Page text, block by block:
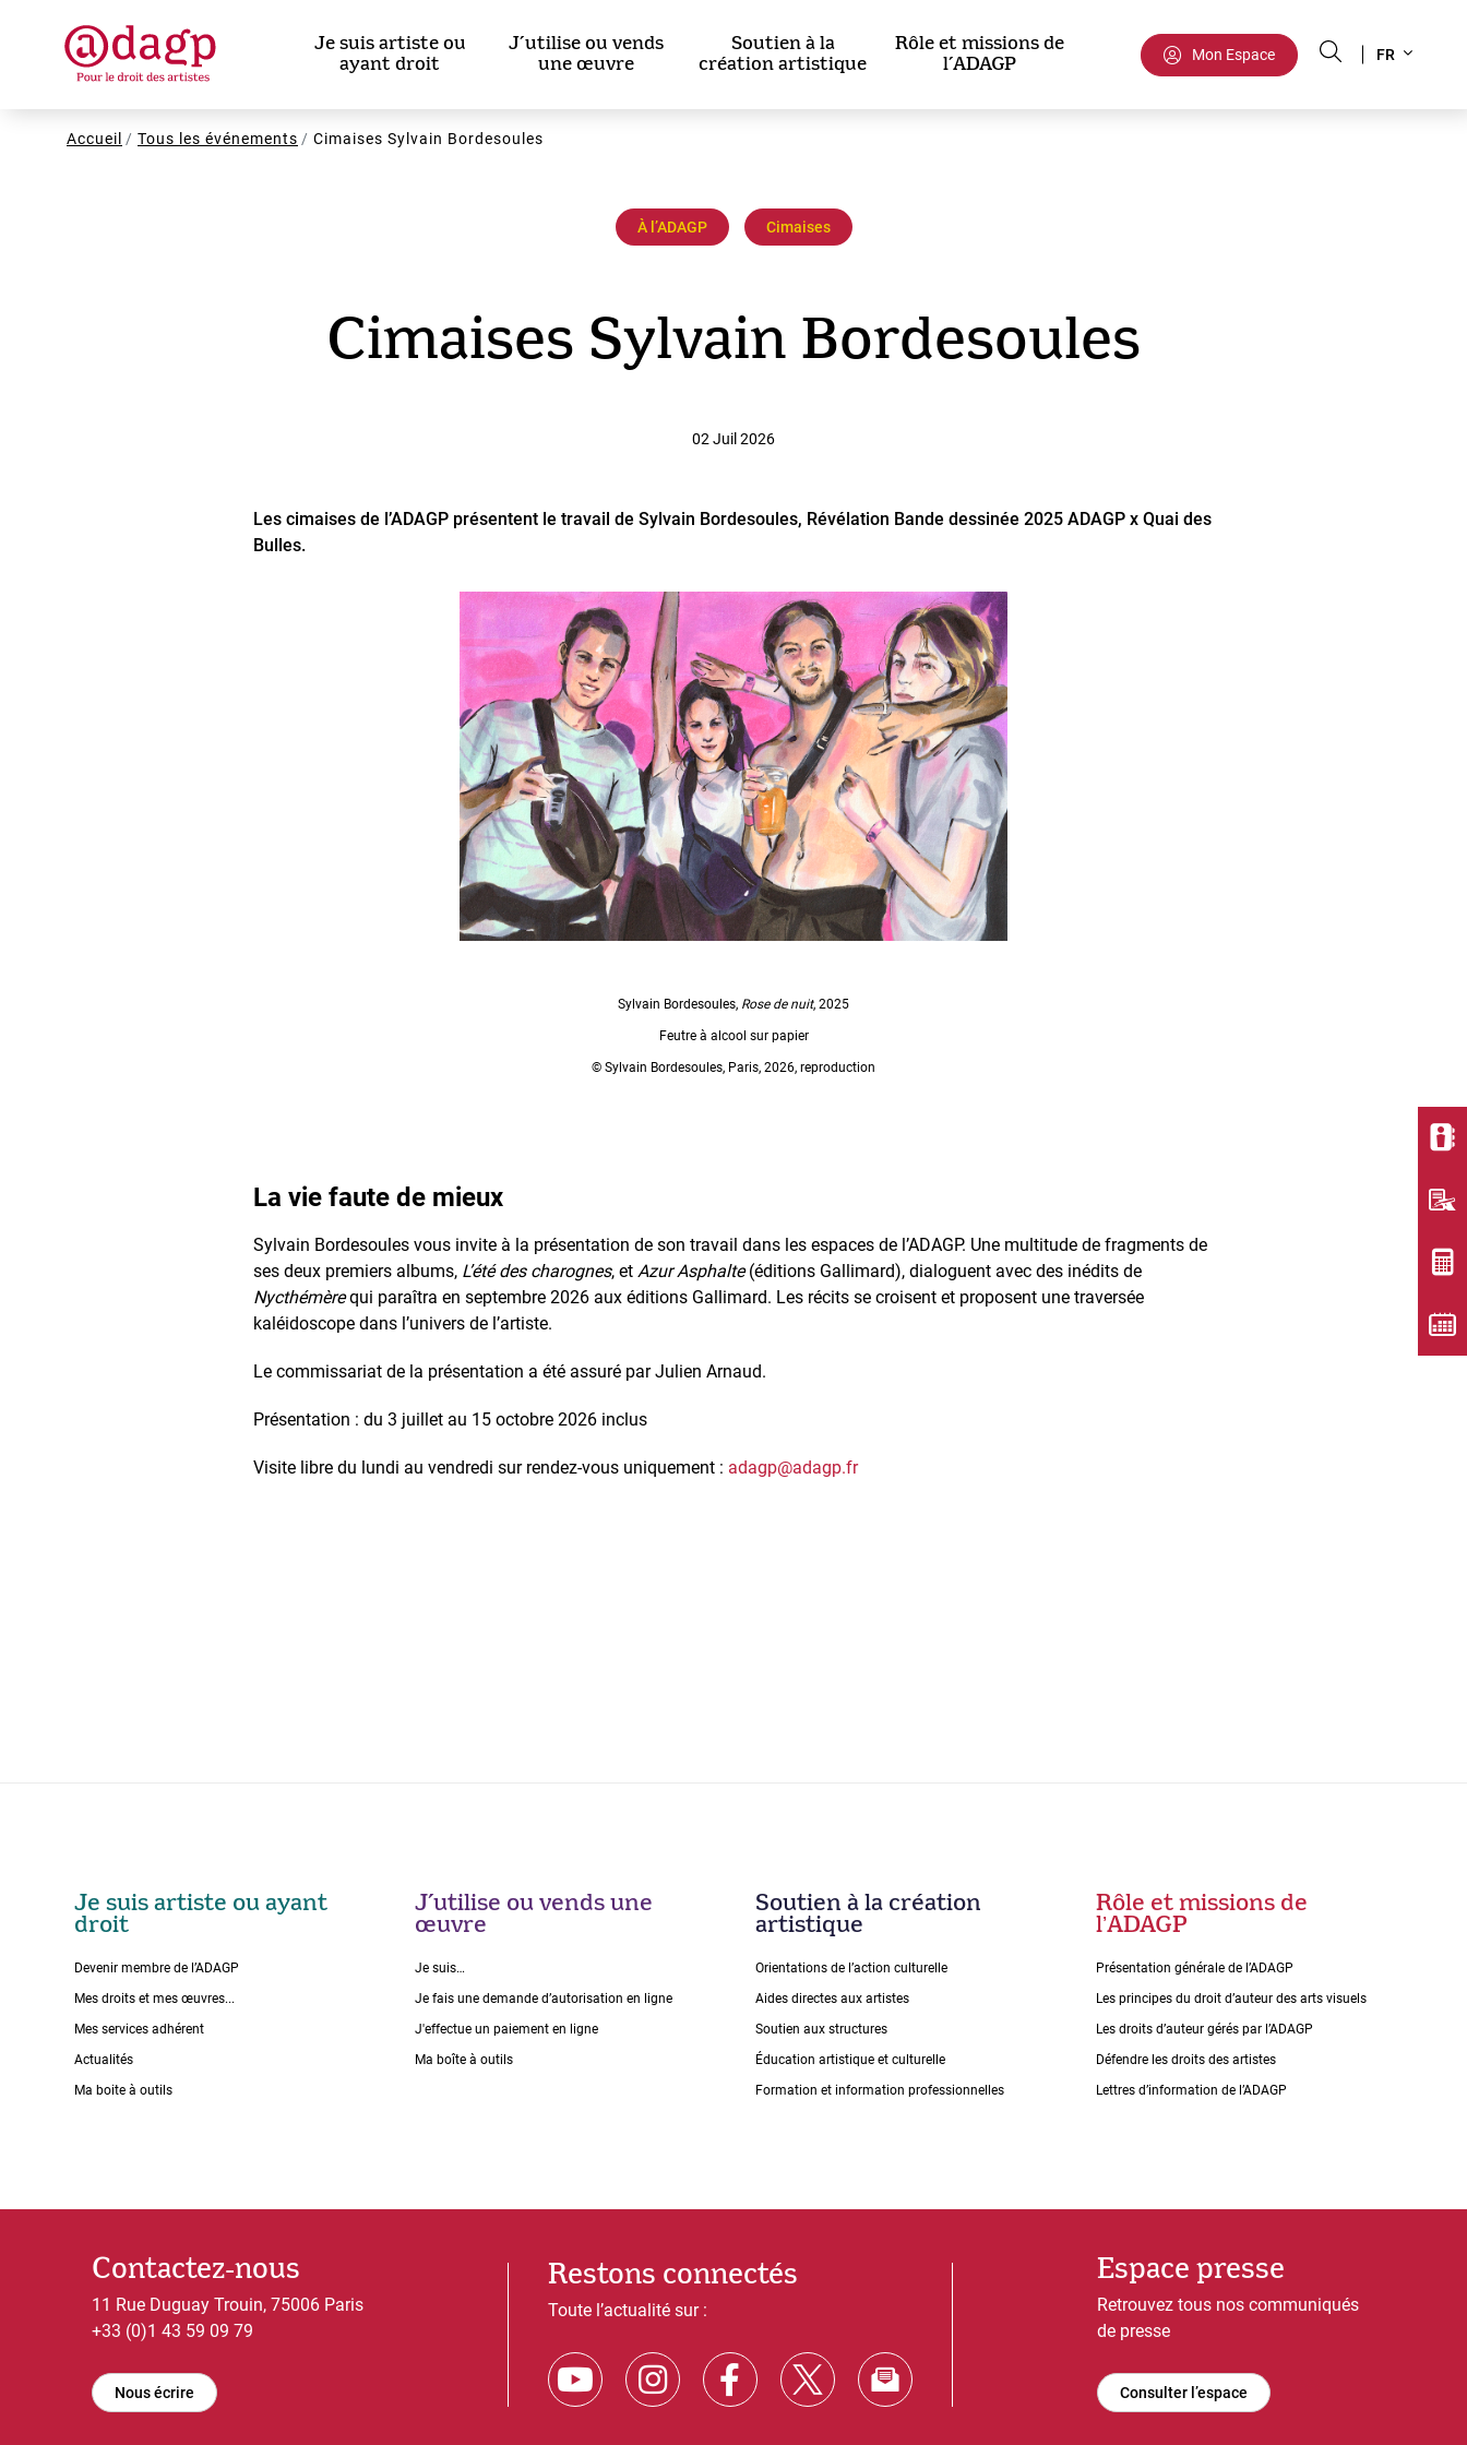
Je suis artiste ou
ayant droit
J’utilise ou vends
une œuvre
Soutien à la
création artistique
Rôle et missions de
l’ADAGP
Mon Espace
your
FR
Fil
Accueil Tous les événements Cimaises Sylvain Bordesoules
À l’ADAGP Cimaises
Cimaises Sylvain Bordesoules
02 Juil 2026
Les cimaises de lʼADAGP présentent le travail de Sylvain Bordesoules, Révélation Bande dessinée 2025 ADAGP x Quai des
Bulles.
Sylvain Bordesoules, Rose de nuit, 2025
Feutre à alcool sur papier
© Sylvain Bordesoules, Paris, 2026, reproduction
La vie faute de mieux
Sylvain Bordesoules vous invite à la présentation de son travail dans les espaces de l’ADAGP. Une multitude de fragments de
ses deux premiers albums, L’été des charognes, et Azur Asphalte(éditions Gallimard), dialoguent avec des inédits de
Nycthémèrequi paraîtra en septembre 2026 aux éditions Gallimard. Les récits se croisent et proposent une traversée
kaléidoscope dans l’univers de l’artiste.
Le commissariat de la présentation a été assuré par Julien Arnaud.
Présentation : du 3 juillet au 15 octobre 2026 inclus
Visite libre du lundi au vendredi sur rendez-vous uniquement : adagp@adagp.fr
Je suis artiste ou ayant
droit
Devenir membre de l’ADAGP
Mes droits et mes œuvres...
Mes services adhérent
Actualités
Ma boite à outils
J’utilise ou vends une
œuvre
Je suis…
Je fais une demande dʼautorisation en ligne
J'effectue un paiement en ligne
Ma boîte à outils
Soutien à la création
artistique
Orientations de lʼaction culturelle
Aides directes aux artistes
Soutien aux structures
Éducation artistique et culturelle
Formation et information professionnelles
Rôle et missions de
lʼADAGP
Présentation générale de l’ADAGP
Les principes du droit dʼauteur des arts visuels
Les droits dʼauteur gérés par lʼADAGP
Défendre les droits des artistes
Lettres dʼinformation de lʼADAGP
Contactez-nous
11 Rue Duguay Trouin, 75006 Paris
+33 (0)1 43 59 09 79
Nous écrire
Restons connectés
Toute l’actualité sur :
Espace presse
Retrouvez tous nos communiqués
de presse
Consulter l’espace